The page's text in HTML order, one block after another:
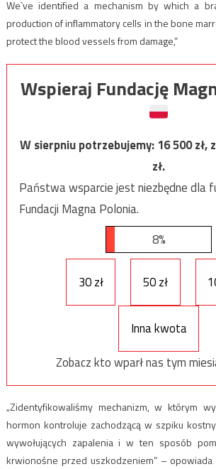
We`ve identified a mechanism by which a
production of inflammatory cells in the bone
protect the blood vessels from damage,”
Wspieraj Fundację
W sierpniu potrzebujemy:16 500zł,
zł.
Państwa wsparcie jest niezbędne dla
Fundacji Magna Polonia.
8%
30 zł 50 zł
Inna kwota
Zobacz kto wparł nas tym
„Zidentyfikowaliśmy mechanizm, w którym
hormon kontroluje zachodzącą w szpiku
wywołujących zapalenia i w ten sposób
krwionośne przed uszkodzeniem” – opowiada